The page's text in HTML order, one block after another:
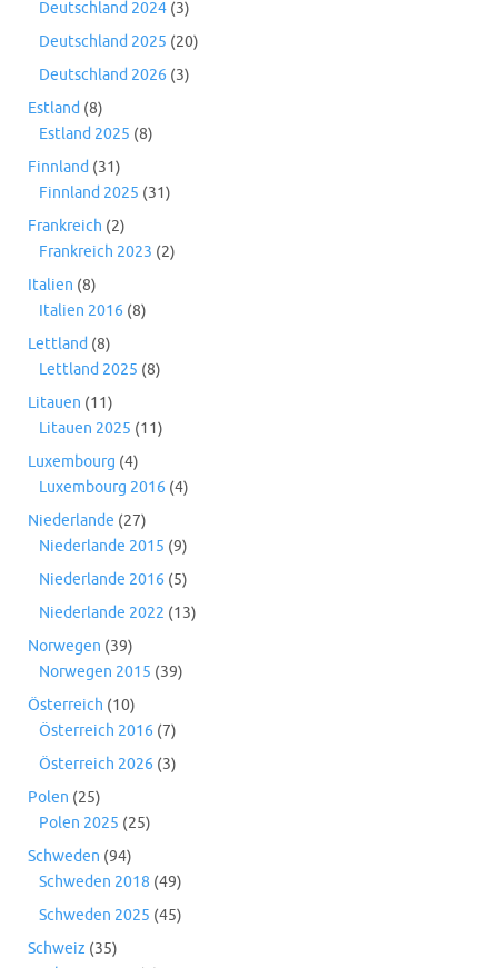
Deutschland 2024 (3)
Deutschland 2025 (20)
Deutschland 2026 (3)
Estland (8)
Estland 2025 (8)
Finnland (31)
Finnland 2025 (31)
Frankreich (2)
Frankreich 2023 (2)
Italien (8)
Italien 2016 (8)
Lettland (8)
Lettland 2025 (8)
Litauen (11)
Litauen 2025 (11)
Luxembourg (4)
Luxembourg 2016 (4)
Niederlande (27)
Niederlande 2015 (9)
Niederlande 2016 (5)
Niederlande 2022 (13)
Norwegen (39)
Norwegen 2015 (39)
Österreich (10)
Österreich 2016 (7)
Österreich 2026 (3)
Polen (25)
Polen 2025 (25)
Schweden (94)
Schweden 2018 (49)
Schweden 2025 (45)
Schweiz (35)